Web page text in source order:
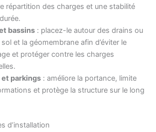
répartition des charges et une stabilité
bassins: placez-le autour des drains ou
et la géomembrane afin d’éviter le
et protéger contre les charges
et parkings: améliore la portance, limite
et protège la structure sur le long
d’installation